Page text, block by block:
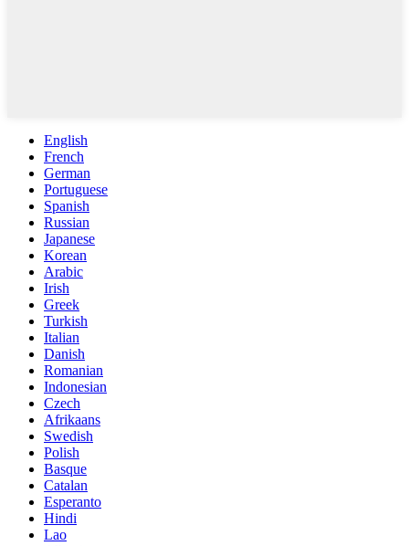
English
French
German
Portuguese
Spanish
Russian
Japanese
Korean
Arabic
Irish
Greek
Turkish
Italian
Danish
Romanian
Indonesian
Czech
Afrikaans
Swedish
Polish
Basque
Catalan
Esperanto
Hindi
Lao